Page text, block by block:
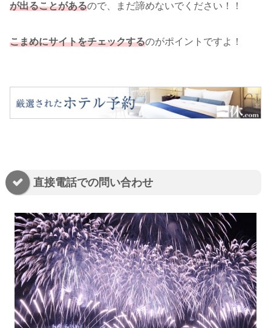
が出ることがあるので、まだ諦めないでください！！
こまめにサイトをチェックするのがポイントですよ！
直接電話での問い合わせ